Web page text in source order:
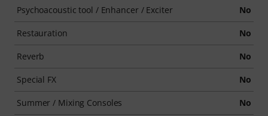
Psychoacoustic tool / Enhancer / Exciter No
Restauration No
Reverb No
Special FX No
Summer / Mixing Consoles No